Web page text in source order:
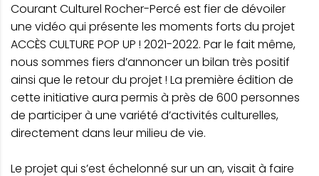
Courant Culturel Rocher-Percé est fier de dévoiler
une vidéo qui présente les moments forts du projet
ACCÈS CULTURE POP UP ! 2021-2022. Par le fait même,
nous sommes fiers d’annoncer un bilan très positif
ainsi que le retour du projet ! La première édition de
cette initiative aura permis à près de 600 personnes
de participer à une variété d’activités culturelles,
directement dans leur milieu de vie.
Le projet qui s’est échelonné sur un an, visait à faire